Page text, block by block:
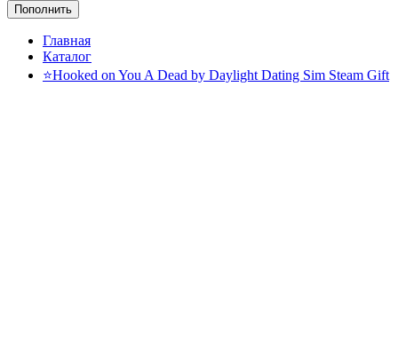
Пополнить
Главная
Каталог
⭐Hooked on You A Dead by Daylight Dating Sim Steam Gift